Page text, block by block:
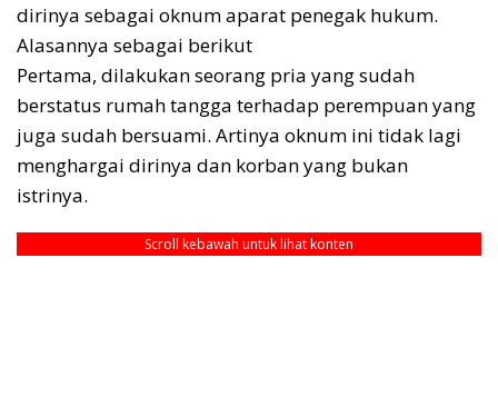
dirinya sebagai oknum aparat penegak hukum.
Alasannya sebagai berikut
Pertama, dilakukan seorang pria yang sudah
berstatus rumah tangga terhadap perempuan yang
juga sudah bersuami. Artinya oknum ini tidak lagi
menghargai dirinya dan korban yang bukan
istrinya.
Scroll kebawah untuk lihat konten